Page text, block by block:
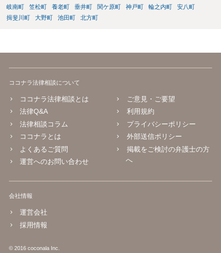
岐南町
笠松町 養老町 垂井町 関ケ原町 神戸町 輪之内町
安八町
揖斐川町
大野町 池田町 北方町
ココナラ法律相談について
ココナラ法律相談とは
法律Q&A
法律相談コラム
ココナラとは
よくあるご質問
運営へのお問い合わせ
ご意見・ご要望
利用規約
プライバシーポリシー
外部送信ポリシー
掲載をご検討の弁護士の方
へ
会社情報
運営会社
採用情報
© 2016 coconala Inc.